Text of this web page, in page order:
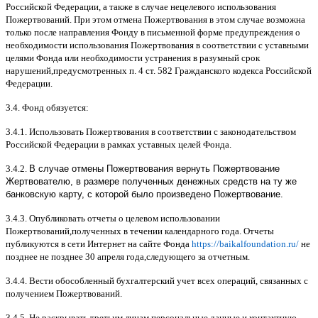
Российской Федерации а также в случае нецелевого использования
Пожертвований При этом отмена Пожертвования в этом случае возможна
только после направления Фонду в письменной форме предупреждения о
необходимости использования Пожертвования в соответствии с уставными
целями Фонда или необходимости устранения в разумный срок
нарушений предусмотренных п . 4 ст. 582 Гражданского кодекса Российской
Федерации
3.4. Фонд обязуется:
3.4.1. Использовать Пожертвования в соответствии с законодательством
Российской Федерации в рамках уставных целей Фонда
3.4.2. В случае отмены Пожертвования вернуть Пожертвование
Жертвователю, в размере полученных денежных средств на ту же
банковскую карту, с которой было произведено Пожертвование.
3.4.3. Опубликовать отчеты о целевом использовании
Пожертвований полученных в течении календарного года Отчеты
публикуются в сети Интернет на сайте Фонда https://baikalfoundation.ru/ не
позднее не позднее 30 апреля года следующего за отчетным
3.4.4. Вести обособленный бухгалтерский учет всех операций связанных с
получением Пожертвований